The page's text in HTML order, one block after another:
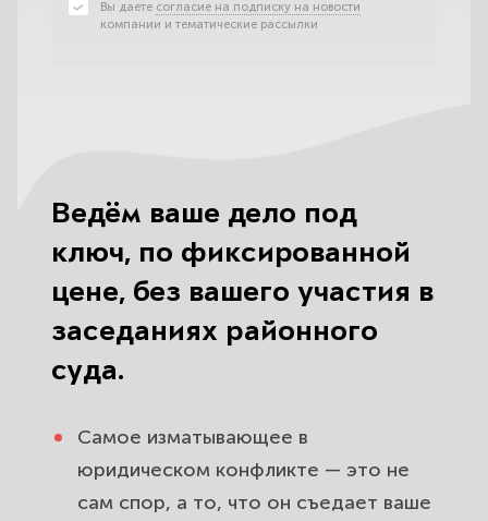
Вы даете согласие на подписку на новости
компании и тематические рассылки
Ведём ваше дело под
ключ, по фиксированной
цене, без вашего участия в
заседаниях районного
суда.
Самое изматывающее в
юридическом конфликте — это не
сам спор, а то, что он съедает ваше